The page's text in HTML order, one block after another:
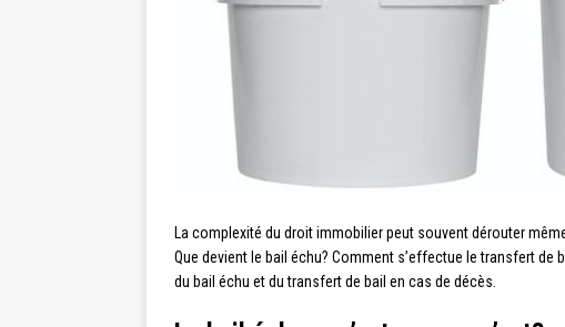
La complexité du droit immobilier peut souvent dérouter
Que devient le bail échu? Comment s’effectue le transfert
du bail échu et du transfert de bail en cas de décès.